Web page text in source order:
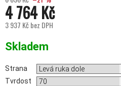
4 764 Kč
3 937 Kč bez DPH
Skladem
Strana
Tvrdost